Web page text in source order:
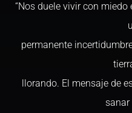
“Nos duele vivir con
permanente
llorando. El mensaje de
sanar